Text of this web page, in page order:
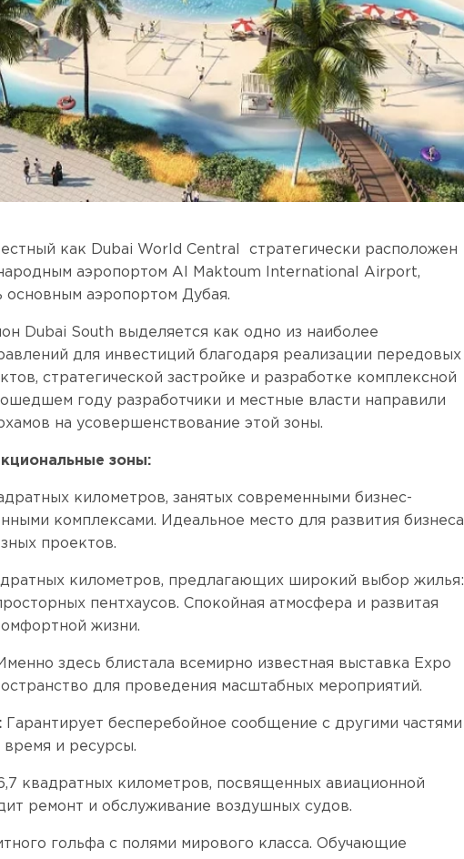
как Dubai World Central стратегически расположен
аэропортом Al Maktoum International Airport,
основным аэропортом Дубая.
Dubai South выделяется как одно из наиболее
для инвестиций благодаря реализации передовых
стратегической застройке и разработке комплексной
году разработчики и местные власти направили
на усовершенствование этой зоны.
зоны:
километров, занятых современными бизнес-
комплексами. Идеальное место для развития бизнеса
проектов.
километров, предлагающих широкий выбор жилья:
пентхаусов. Спокойная атмосфера и развитая
жизни.
здесь блистала всемирно известная выставка Expo
для проведения масштабных мероприятий.
Гарантирует бесперебойное сообщение с другими частями
и ресурсы.
квадратных километров, посвященных авиационной
ремонт и обслуживание воздушных судов.
гольфа с полями мирового класса. Обучающие